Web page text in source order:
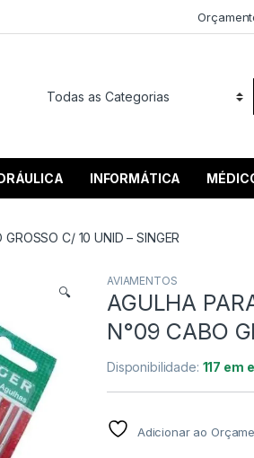
INFORMÁTICA
C/ 10 UNID – SINGER
🔍
AVIAMENTOS
AGULHA
N°09 CABO
Disponibilidade: 117 em
Adicionar ao